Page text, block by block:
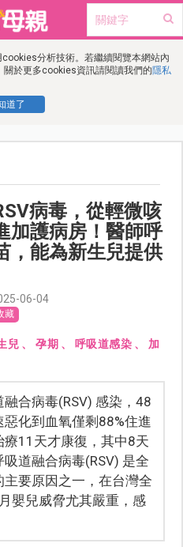
分析技術。若繼續閱覽本網站內
於更多cookies資訊請閱讀我們的隱私
道了
病毒，從輕微咳
加護病房！醫師呼
，能為新生兒提供
06-04
藏
兒 、孕期 、 呼吸道感染 、 加
合病毒(RSV) 感染，48
化到血氧僅剩88%住進
11天才康復，其中8天
道融合病毒(RSV) 是全
要原因之一，在台灣全
嬰兒威脅尤其嚴重，感